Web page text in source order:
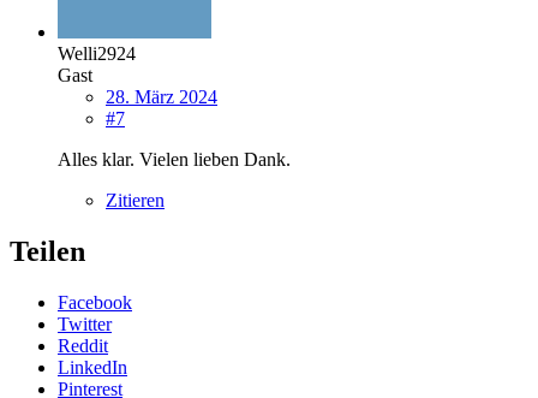
Welli2924
Gast
28. März 2024
#7
Alles klar. Vielen lieben Dank.
Zitieren
Teilen
Facebook
Twitter
Reddit
LinkedIn
Pinterest